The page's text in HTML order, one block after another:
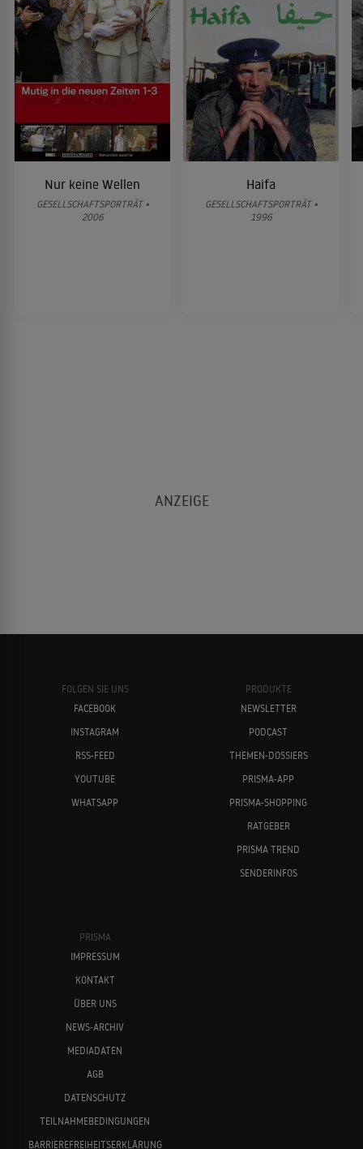
Nur keine Wellen
GESELLSCHAFTSPORTRÄT •
2006
Haifa
GESELLSCHAFTSPORTRÄT •
1996
FOLGEN SIE UNS
FACEBOOK
INSTAGRAM
RSS-FEED
YOUTUBE
WHATSAPP
PRODUKTE
NEWSLETTER
PODCAST
THEMEN-DOSSIERS
PRISMA-APP
PRISMA-SHOPPING
RATGEBER
PRISMA TREND
SENDERINFOS
PRISMA
IMPRESSUM
KONTAKT
ÜBER UNS
NEWS-ARCHIV
MEDIADATEN
AGB
DATENSCHUTZ
TEILNAHMEBEDINGUNGEN
BARRIEREFREIHEITSERKLÄRUNG